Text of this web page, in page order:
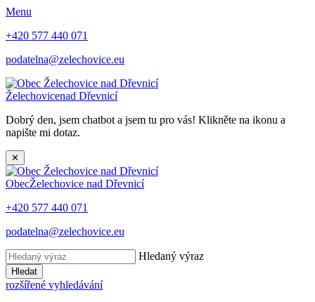
Menu
+420 577 440 071
podatelna@zelechovice.eu
Želechovicenad Dřevnicí
Dobrý den, jsem chatbot a jsem tu pro vás! Klikněte na ikonu a
napište mi dotaz.
✕
ObecŽelechovice nad Dřevnicí
+420 577 440 071
podatelna@zelechovice.eu
Hledaný výraz
Hledat
rozšířené vyhledávání